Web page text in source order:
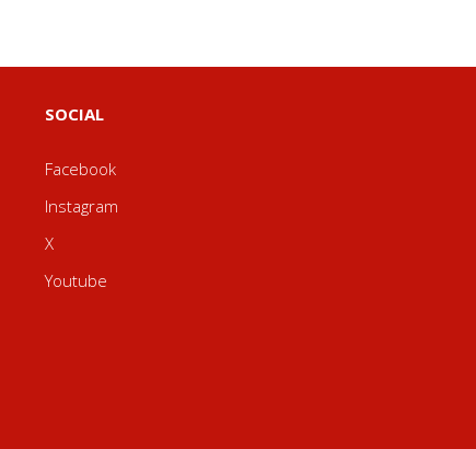
SOCIAL
Facebook
Instagram
X
Youtube